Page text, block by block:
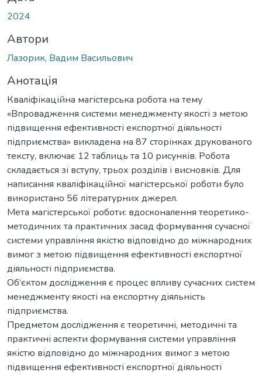
2024
Автори
Лазорик, Вадим Васильович
Анотація
Кваліфікаційна магістерська робота на тему
«Впровадження системи менеджменту якості з метою
підвищення ефективності експортної діяльності
підприємства» викладена на 87 сторінках друкованого
тексту, включає 12 таблиць та 10 рисунків. Робота
складається зі вступу, трьох розділів і висновків. Для
написання кваліфікаційної магістерської роботи було
використано 56 літературних джерел.
Мета магістерської роботи: вдосконалення теоретико-
методичних та практичних засад формування сучасної
системи управління якістю відповідно до міжнародних
вимог з метою підвищення ефективності експортної
діяльності підприємства.
Об’єктом дослідження є процес впливу сучасних систем
менеджменту якості на експортну діяльність
підприємства.
Предметом дослідження є теоретичні, методичні та
практичні аспекти формування системи управління
якістю відповідно до міжнародних вимог з метою
підвищення ефективності експортної діяльності